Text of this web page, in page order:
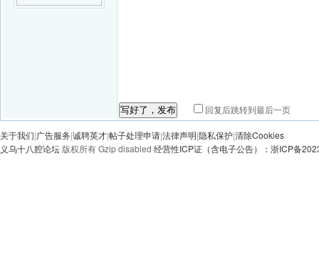
写好了，发布 回复后跳转到最后一页
关于我们|广告服务|诚聘英才|帖子处理申请|法律声明|隐私保护|清除Cookies
义乌十八腔论坛 版权所有 Gzip disabled 经营性ICP证（含电子公告）：浙ICP备